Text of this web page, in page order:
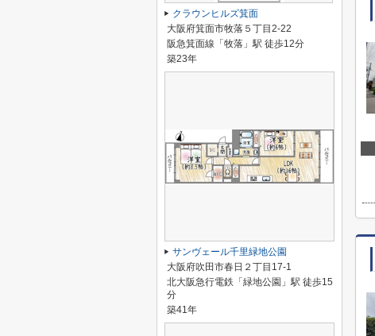
クラウンヒルズ箕面
大阪府箕面市牧落５丁目2-22
阪急箕面線「牧落」駅 徒歩12分
築23年
サンヴェール千里緑地公園
大阪府吹田市春日２丁目17-1
北大阪急行電鉄「緑地公園」駅 徒歩15
分
築41年